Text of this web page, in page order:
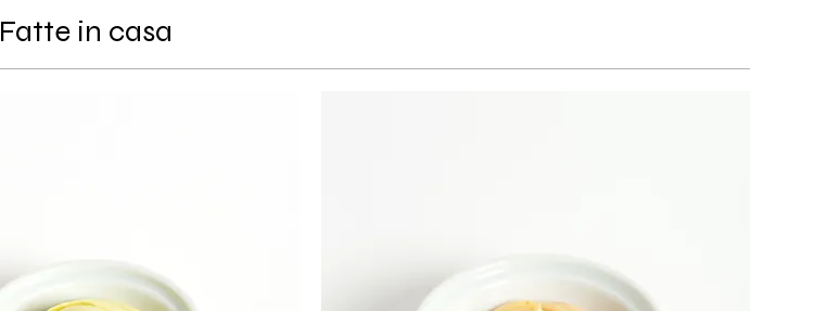
Fatte in casa